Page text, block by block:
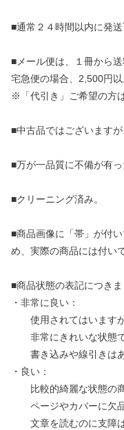
■通常２４時間以内に発送
■メール便は、１冊から送
宅急便の場合、2,500円以
※「代引き」ご希望の方
■中古品ではございます
■万が一品質に不備が有っ
■クリーニング済み。
■商品画像に「帯」が付
め、実際の商品には付い
■商品状態の表記につき
・非常に良い：
使用されてはいますが
非常にきれいな状態で
書き込みや線引きはあ
・良い：
比較的綺麗な状態の商
ページやカバーに欠品
文章を読むのに支障は